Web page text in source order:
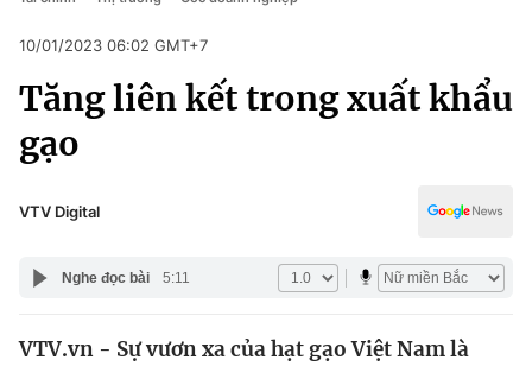
Chuyên mục
Chính trị
Pháp luật
Pháp luật
Kinh tế
Thể thao
Y tế
Công nghệ
10/01/2023 06:02 GMT+7
Tăng liên kết trong xuất khẩu
gạo
VTV Digital
Nghe đọc bài 5:11
VTV.vn - Sự vươn xa của hạt gạo Việt Nam là